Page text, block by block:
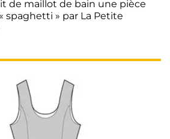
de maillot de bain une pièce
spaghetti » par La Petite